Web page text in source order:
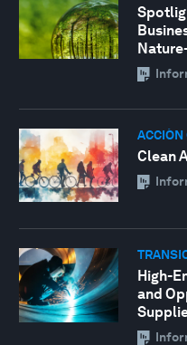
ACCIÓN
Clean
High-
and